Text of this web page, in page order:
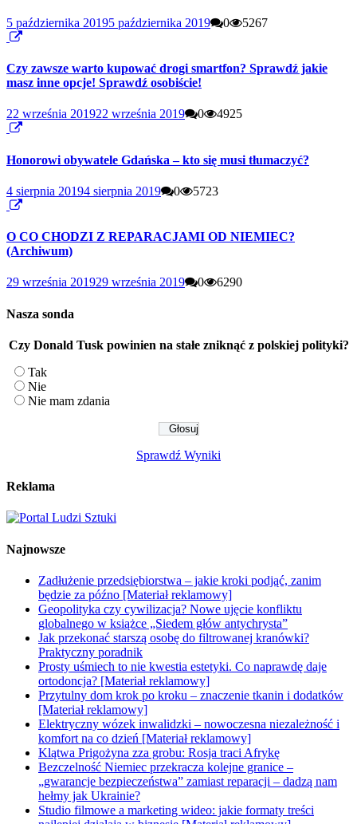
5 października 20195 października 2019 0 5267
Czy zawsze warto kupować drogi smartfon? Sprawdź jakie
masz inne opcje! Sprawdź osobiście!
22 września 201922 września 2019 0 4925
Honorowi obywatele Gdańska – kto się musi tłumaczyć?
4 sierpnia 20194 sierpnia 2019 0 5723
O CO CHODZI Z REPARACJAMI OD NIEMIEC?
(Archiwum)
29 września 201929 września 2019 0 6290
Nasza sonda
Czy Donald Tusk powinien na stałe zniknąć z polskiej polityki?
Tak
Nie
Nie mam zdania
Sprawdź Wyniki
Reklama
Najnowsze
Zadłużenie przedsiębiorstwa – jakie kroki podjąć, zanim
będzie za późno [Materiał reklamowy]
Geopolityka czy cywilizacja? Nowe ujęcie konfliktu
globalnego w książce „Siedem głów antychrysta”
Jak przekonać starszą osobę do filtrowanej kranówki?
Praktyczny poradnik
Prosty uśmiech to nie kwestia estetyki. Co naprawdę daje
ortodoncja? [Materiał reklamowy]
Przytulny dom krok po kroku – znaczenie tkanin i dodatków
[Materiał reklamowy]
Elektryczny wózek inwalidzki – nowoczesna niezależność i
komfort na co dzień [Materiał reklamowy]
Klątwa Prigożyna zza grobu: Rosja traci Afrykę
Bezczelność Niemiec przekracza kolejne granice –
„gwarancje bezpieczeństwa” zamiast reparacji – dadzą nam
hełmy jak Ukrainie?
Studio filmowe a marketing wideo: jakie formaty treści